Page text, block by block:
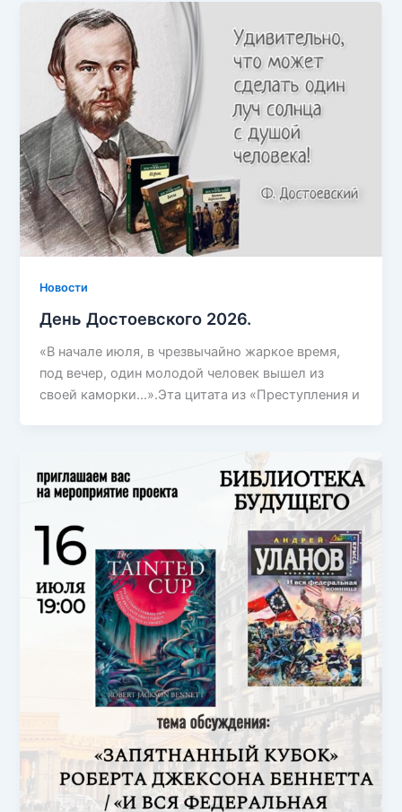
Новости
День Достоевского 2026.
«В начале июля, в чрезвычайно жаркое время,
под вечер, один молодой человек вышел из
своей каморки…».Эта цитата из «Преступления и